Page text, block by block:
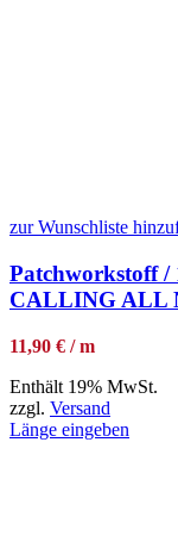
zur Wunschliste
Patchworkstoff /
CALLING ALL
11,90 € / m
Enthält 19% MwSt.
zzgl. Versand
Länge eingeben